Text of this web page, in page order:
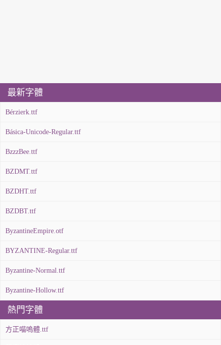
最新字體
Bérzierk.ttf
Básica-Unicode-Regular.ttf
BzzzBee.ttf
BZDMT.ttf
BZDHT.ttf
BZDBT.ttf
ByzantineEmpire.otf
BYZANTINE-Regular.ttf
Byzantine-Normal.ttf
Byzantine-Hollow.ttf
熱門字體
方正喵嗚體.ttf